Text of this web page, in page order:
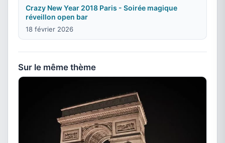
Crazy New Year 2018 Paris - Soirée magique
réveillon open bar
18 février 2026
Sur le même thème